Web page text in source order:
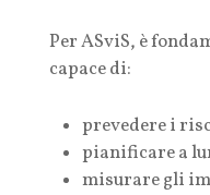
Per ASviS, è
capace di:
prevedere i
pianificare a
misurare gli